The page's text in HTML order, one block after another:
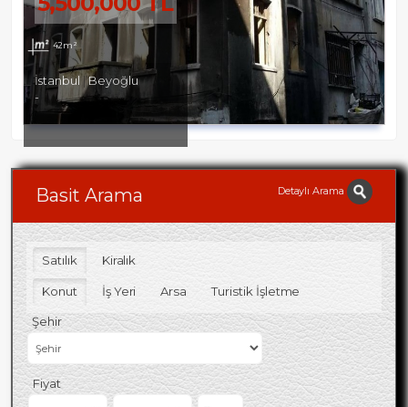
42m²
İstanbul Beyoğlu
-
Basit Arama Detaylı Arama
Satılık Kiralık
Konut İş Yeri Arsa Turistik İşletme
Şehir
Fiyat